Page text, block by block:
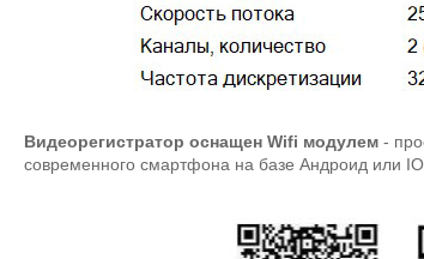
Видеорегистратор оснащен Wifi модулем -
современного смартфона на базе Андроид или